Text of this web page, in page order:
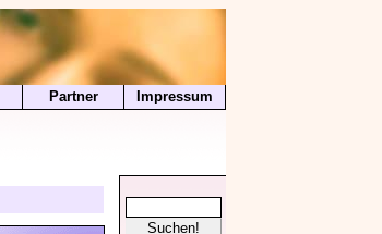
Partner Impressum